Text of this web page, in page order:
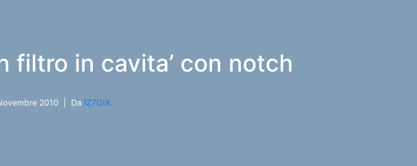
filtro in cavita’ con notch
2010 Da IZ7OIX